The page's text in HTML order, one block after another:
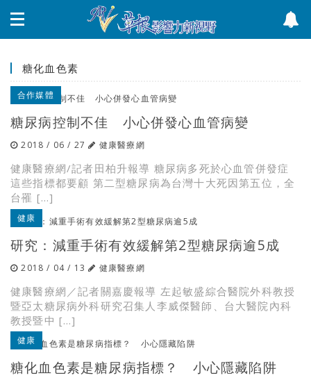
糖化血色素
合作媒體
糖尿病控制不佳 小心併發心血管病變
2018 / 06 / 27 健康醫療網
健康醫療網/記者田柏升報導 糖尿病多死於心血管併發症
這些指標都要顧 第二型糖尿病為台灣十大死因第五位，全
台罹 […]
健康
研究：減重手術有效緩解第2型糖尿病逾5成
2018 / 04 / 13 健康醫療網
健康醫療網／記者關嘉慶報導 左起敏盛綜合醫院外科教授
暨亞太糖尿病外科研究召集人李威傑醫師、台大醫院內科
教授暨中 […]
健康
糖化血色素是糖尿病指標？ 小心隱藏陷阱